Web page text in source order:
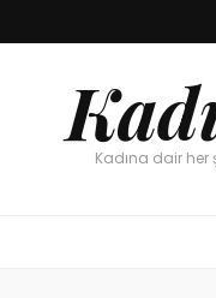
Kadına dair her